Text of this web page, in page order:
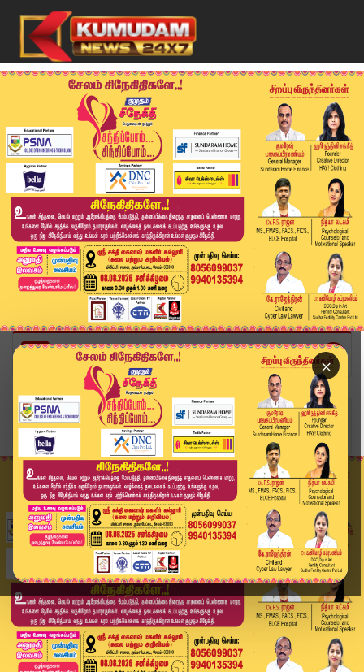
×
Home
வீடியோ ஸ்டோரி
🔴LIVE: Today Headlines - 03 June 2026 | 8 மணி ...